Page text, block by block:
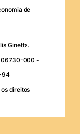
de
Ginetta.
06730-000 -
94
os direitos